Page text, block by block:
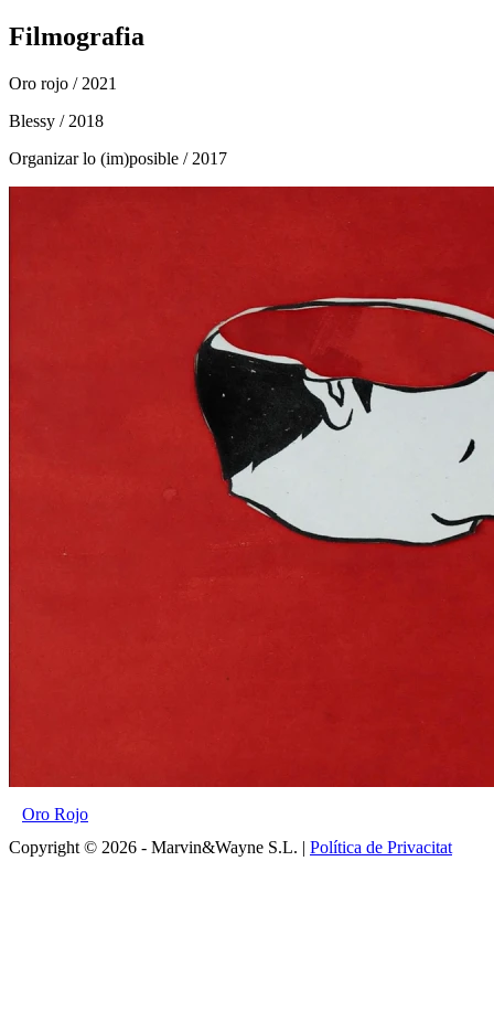
Filmografia
Oro rojo / 2021
Blessy / 2018
Organizar lo (im)posible / 2017
Oro Rojo
Copyright © 2026 - Marvin&Wayne S.L. | Política de Privacitat